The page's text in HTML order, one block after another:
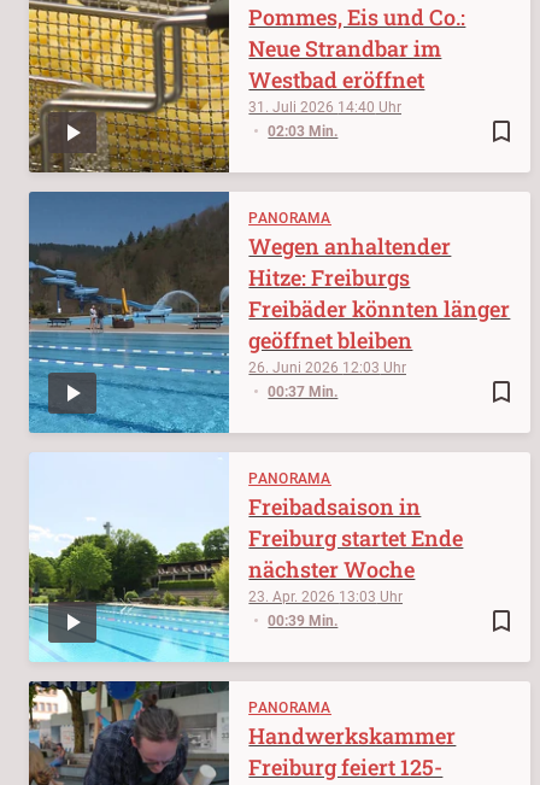
bookmark_border
31. Juli 2026 14:40
02:03 Min.
Pommes, Eis und Co.:
Neue Strandbar im
Westbad eröffnet
PANORAMA
bookmark_border
26. Juni 2026 12:03
00:37 Min.
Wegen anhaltender
Hitze: Freiburgs
Freibäder könnten länger
geöffnet bleiben
PANORAMA
bookmark_border
23. Apr. 2026 13:03
00:39 Min.
Freibadsaison in
Freiburg startet Ende
nächster Woche
PANORAMA
Handwerkskammer
Freiburg feiert 125-